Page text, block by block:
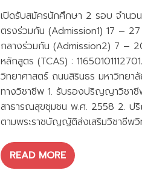
เปิดรับสมัครนักศึกษา 2 รอบ จำน
ตรงร่วมกัน (Admission1) 17 –
กลางร่วมกัน (Admission2) 7 –
หลักสูตร (TCAS) :
วิทยาศาสตร์ ถนนสิรินธร มหาวิทยา
ทางวิชาชีพ 1. รับรองปริญญาวิชา
สาธารณสุขชุมชน พ.ศ. 2558 2. ป
ตามพระราชบัญญัติส่งเสริมวิชาชีพวิ
READ MORE